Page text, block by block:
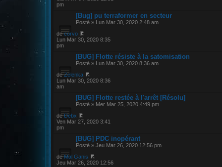
pm
[Bug] pu terraformer en secteur
Posté » Lun Mar 30, 2020 2:48 am
decorvo
Lun Mar 30, 2020 8:35
pm
[BUG] Flotte résiste à la satomisation
Posté » Lun Mar 30, 2020 8:36 am
deZelenka
Lun Mar 30, 2020 8:36
am
[BUG] Flotte restée à l'arrêt [Résolu]
Posté » Mer Mar 25, 2020 4:49 pm
deDebx
Ven Mar 27, 2020 3:41
pm
[BUG] PDC inopérant
Posté » Jeu Mar 26, 2020 12:56 pm
deMal Ganis
Jeu Mar 26, 2020 12:56